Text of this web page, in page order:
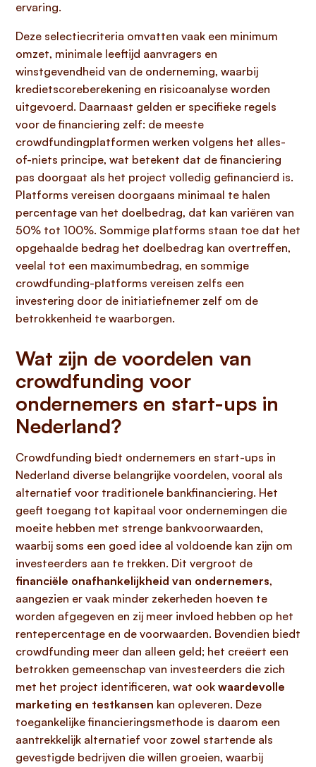
ervaring.
Deze selectiecriteria omvatten vaak een minimum
omzet, minimale leeftijd aanvragers en
winstgevendheid van de onderneming, waarbij
kredietscoreberekening en risicoanalyse worden
uitgevoerd. Daarnaast gelden er specifieke regels
voor de financiering zelf: de meeste
crowdfundingplatformen werken volgens het alles-
of-niets principe, wat betekent dat de financiering
pas doorgaat als het project volledig gefinancierd is.
Platforms vereisen doorgaans minimaal te halen
percentage van het doelbedrag, dat kan variëren van
50% tot 100%. Sommige platforms staan toe dat het
opgehaalde bedrag het doelbedrag kan overtreffen,
veelal tot een maximumbedrag, en sommige
crowdfunding-platforms vereisen zelfs een
investering door de initiatiefnemer zelf om de
betrokkenheid te waarborgen.
Wat zijn de voordelen van
crowdfunding voor
ondernemers en start-ups in
Nederland?
Crowdfunding biedt ondernemers en start-ups in
Nederland diverse belangrijke voordelen, vooral als
alternatief voor traditionele bankfinanciering. Het
geeft toegang tot kapitaal voor ondernemingen die
moeite hebben met strenge bankvoorwaarden,
waarbij soms een goed idee al voldoende kan zijn om
investeerders aan te trekken. Dit vergroot de
financiële onafhankelijkheid van ondernemers,
aangezien er vaak minder zekerheden hoeven te
worden afgegeven en zij meer invloed hebben op het
rentepercentage en de voorwaarden. Bovendien biedt
crowdfunding meer dan alleen geld; het creëert een
betrokken gemeenschap van investeerders die zich
met het project identificeren, wat ook waardevolle
marketing en testkansen kan opleveren. Deze
toegankelijke financieringsmethode is daarom een
aantrekkelijk alternatief voor zowel startende als
gevestigde bedrijven die willen groeien, waarbij